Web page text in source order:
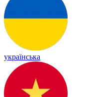
українська